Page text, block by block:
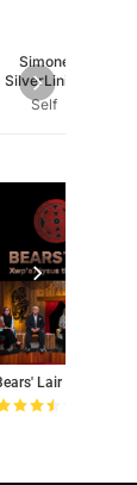
Simone
SilverLining
Self
Lair